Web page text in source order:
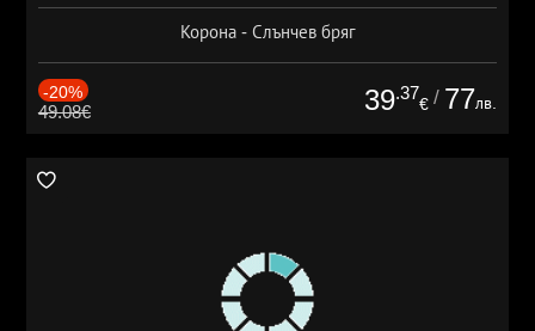
Корона - Слънчев бряг
-20%
49.08€ 39.37
€ / 77лв.